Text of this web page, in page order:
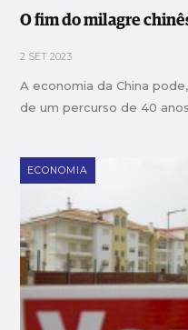
O fim do milagre
2 SET 2023
A economia da China
de um percurso de 40
ECONOMIA